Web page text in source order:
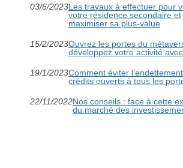
03/6/2023Les travaux à effectuer pour
votre résidence secondaire et
maximiser sa plus-value
15/2/2023Ouvrez les portes du
développez votre activité
19/1/2023Comment éviter
crédits ouverts à tous les
22/11/2022Nos conseils : face à cette
du marché des